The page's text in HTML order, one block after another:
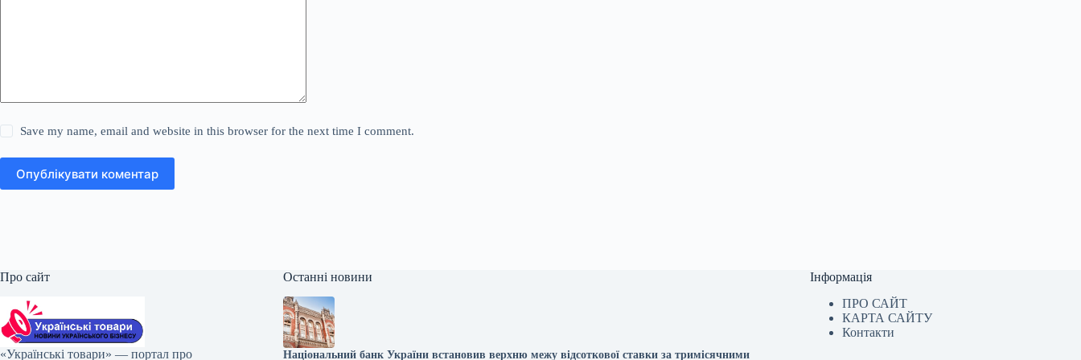
Save my name, email and website in this browser for the next time I comment.
Опублікувати коментар
Про сайт
«Українські товари» — портал про
Останні новини
Національний банк України встановив верхню межу відсоткової ставки за тримісячними
Інформація
ПРО САЙТ
КАРТА САЙТУ
Контакти